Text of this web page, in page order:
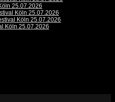
25.07.2026
Köln 25.07.2026
Köln 25.07.2026
Köln 25.07.2026